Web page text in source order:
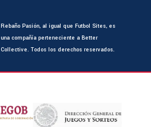
Rebaño Pasión, al igual que Futbol Sites, es
una compañía perteneciente a Better
Collective. Todos los derechos reservados.